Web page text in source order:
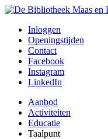
Inloggen
Openingstijden
Contact
Facebook
Instagram
LinkedIn
Aanbod
Activiteiten
Educatie
Taalpunt